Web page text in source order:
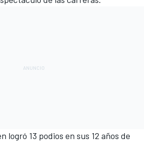
logró 13 podios en sus 12 años de